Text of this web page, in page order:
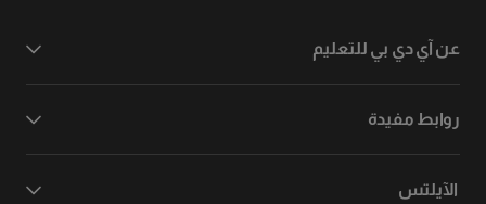
عن آي دي بي للتعليم
روابط مفيدة
الآيلتس